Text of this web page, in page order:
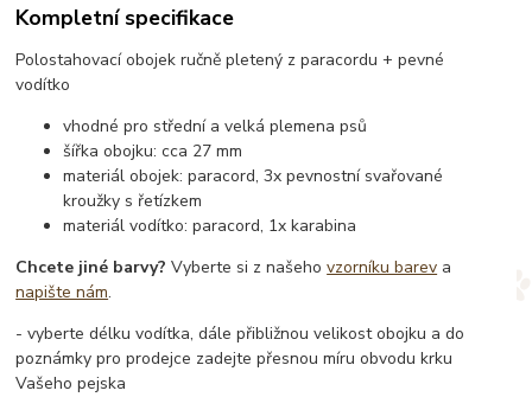
Kompletní specifikace
Polostahovací obojek ručně pletený z paracordu + pevné
vodítko
vhodné pro střední a velká plemena psů
šířka obojku: cca 27 mm
materiál obojek: paracord, 3x pevnostní svařované
kroužky s řetízkem
materiál vodítko: paracord, 1x karabina
Chcete jiné barvy? Vyberte si z našehovzorníku barev a
napište nám.
- vyberte délku vodítka, dále přibližnou velikost obojku a do
poznámky pro prodejce zadejte přesnou míru obvodu krku
Vašeho pejska